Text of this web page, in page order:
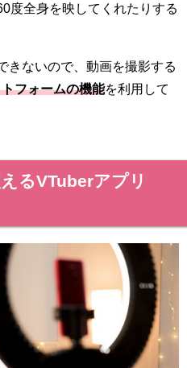
度全身を映してくれたりする
きないので、動画を撮影する
フォームの機能を利用して
るVTuberアプリ